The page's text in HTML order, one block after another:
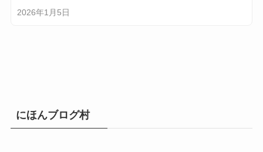
2026年1月5日
にほんブログ村